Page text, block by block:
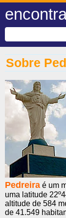
Sobre
Pedreira é um
uma latitude
altitude de 584
de 41.549